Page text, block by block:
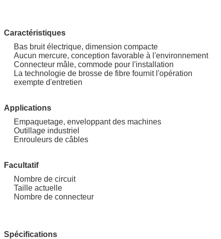
Caractéristiques
Bas bruit électrique, dimension compacte
Aucun mercure, conception favorable à l'environnement
Connecteur mâle, commode pour l'installation
La technologie de brosse de fibre fournit l'opération
exempte d'entretien
Applications
Empaquetage, enveloppant des machines
Outillage industriel
Enrouleurs de câbles
Facultatif
Nombre de circuit
Taille actuelle
Nombre de connecteur
Spécifications